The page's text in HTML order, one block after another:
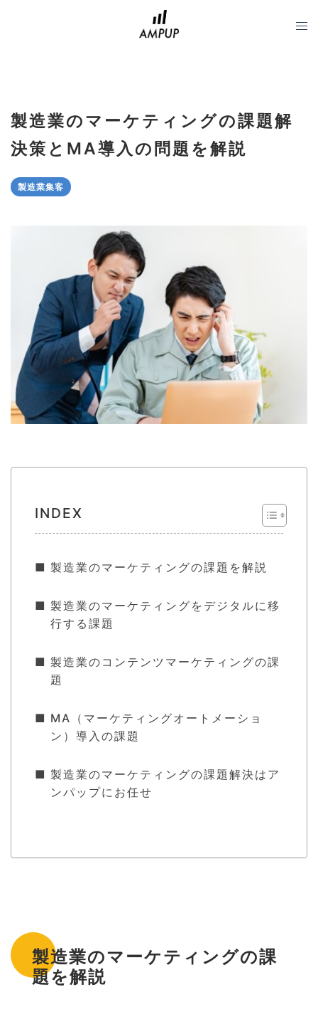
製造業のマーケティングの課題解
決策とMA導入の問題を解説
製造業集客
INDEX
製造業のマーケティングの課題を解説
製造業のマーケティングをデジタルに移
行する課題
製造業のコンテンツマーケティングの課
題
MA（マーケティングオートメーショ
ン）導入の課題
製造業のマーケティングの課題解決はア
ンパップにお任せ
製造業のマーケティングの課
題を解説